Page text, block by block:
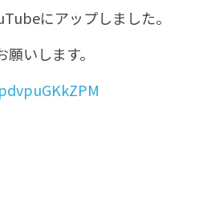
にアップしました。
いします。